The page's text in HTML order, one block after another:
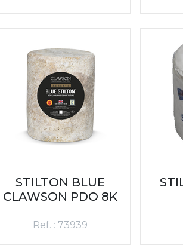
STILTON BLUE
CLAWSON PDO 8K
Ref. : 73939